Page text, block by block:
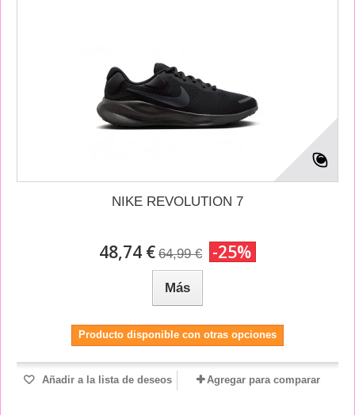
NIKE REVOLUTION 7
48,74 € 64,99 € -25%
Más
Producto disponible con otras opciones
Añadir a la lista de deseos Agregar para comparar